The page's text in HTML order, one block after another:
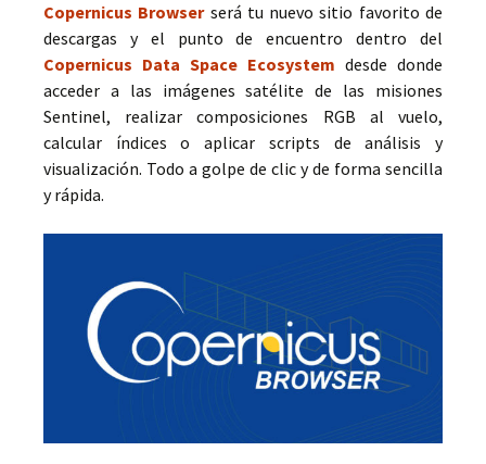
Copernicus Browserserá tu nuevo sitio favorito de
descargas y el punto de encuentro dentro del
Copernicus Data Space Ecosystem desde donde
acceder a las imágenes satélite de las misiones
Sentinel, realizar composiciones RGB al vuelo,
calcular índices o aplicar scripts de análisis y
visualización. Todo a golpe de clic y de forma sencilla
y rápida.